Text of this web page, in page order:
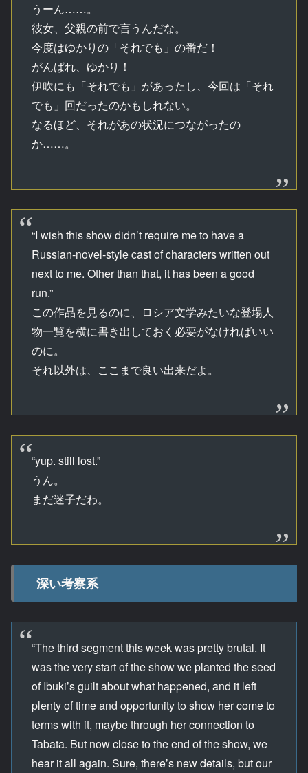
うーん……。
彼女、父親の前で言うんだな。
今度はゆかりの「それでも」の番だ！
がんばれ、ゆかり！
伊吹にも「それでも」があったし、今回は「それ
でも」回だったのかもしれない。
なるほど、それがあの状況につながったの
か……。
“I wish this show didn’t require me to have a
Russian-novel-style cast of characters written out
next to me. Other than that, it has been a good
run.”
この作品を見るのに、ロシア文学みたいな登場人
物一覧を横に書き出しておく必要がなければいい
のに。
それ以外は、ここまで良い出来だよ。
“yup. still lost.”
うん。
まだ迷子だわ。
深い考察系
“The third segment this week was pretty brutal. It
was the very start of the show we planted the seed
of Ibuki’s guilt about what happened, and it left
plenty of time and opportunity to show her come to
terms with it, maybe through her connection to
Tabata. But now close to the end of the show, we
hear it all again. Sure, there’s new details, but our